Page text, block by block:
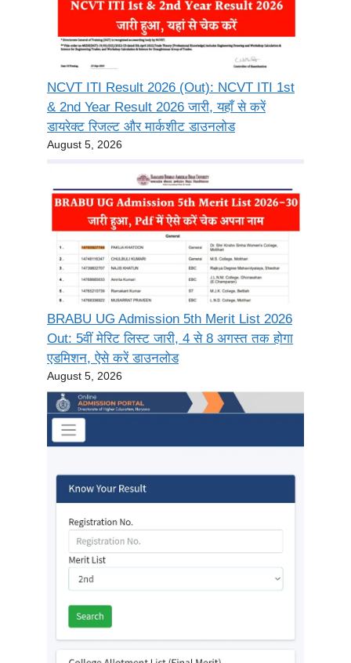
NCVT ITI Result 2026 (Out): NCVT ITI 1st
& 2nd Year Result 2026 जारी, यहाँ से करें
डायरेक्ट रिजल्ट और मार्कशीट डाउनलोड
August 5, 2026
BRABU UG Admission 5th Merit List 2026
Out: 5वीं मेरिट लिस्ट जारी, 4 से 8 अगस्त तक होगा
एडमिशन, ऐसे करें डाउनलोड
August 5, 2026